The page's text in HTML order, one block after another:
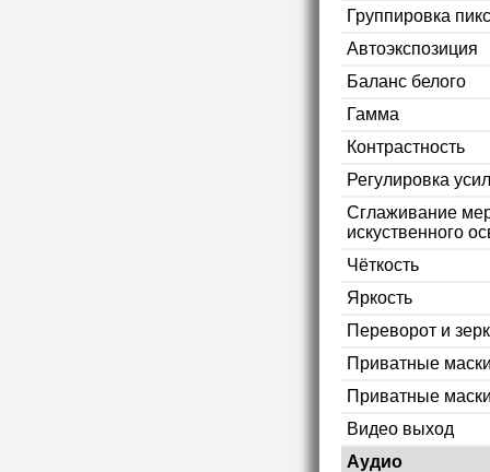
Группировка
Автоэкспозиция
Баланс белого
Гамма
Контрастность
Регулировка
Сглаживание
искуственного
Чёткость
Яркость
Переворот и
Приватные
Приватные
Видео выход
Аудио